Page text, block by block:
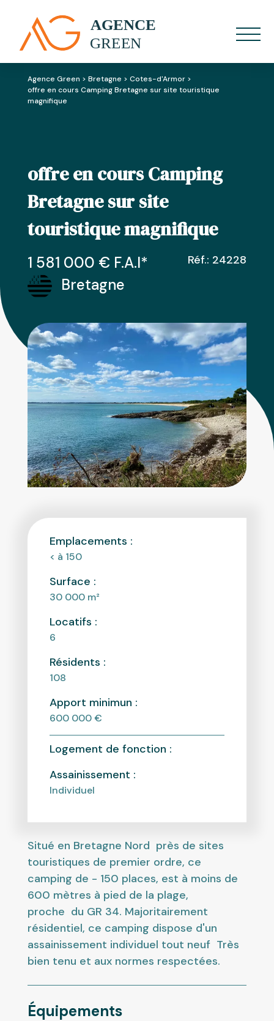
Agence Green > Bretagne > Cotes-d'Armor>
offre en cours Camping Bretagne sur site touristique
magnifique
offre en cours Camping
Bretagne sur site
touristique magnifique
Réf.: 24228
1 581 000 € F.A.I*
Bretagne
Emplacements :
< à 150
Surface :
30 000 m²
Locatifs :
6
Résidents :
108
Apport minimun :
600 000 €
Logement de fonction :
Assainissement :
Individuel
Situé en Bretagne Nord près de sites
touristiques de premier ordre, ce
camping de - 150 places, est à moins de
600 mètres à pied de la plage,
proche du GR 34. Majoritairement
résidentiel, ce camping dispose d'un
assainissement individuel tout neuf Très
bien tenu et aux normes respectées.
Équipements